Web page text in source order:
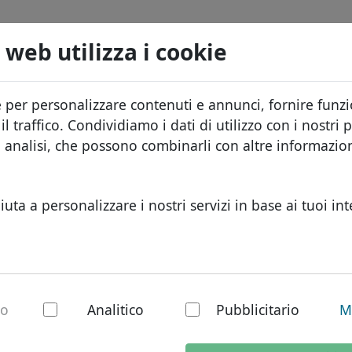
utilizza i cookie
personalizzare contenuti e annunci, fornire
traffico. Condividiamo i dati di utilizzo con i nostri
che possono combinarli con altre
a personalizzare i nostri servizi in base ai tuoi
Analitico Pubblicitario
Database dei domini
Domini africani
Domini asiatici
Domini europei
Domini
Listino prezzi
Sconti
Cerca
Servizi
ID Protect
Hosting DNS
WHOIS
FAQ
.bh Cerca